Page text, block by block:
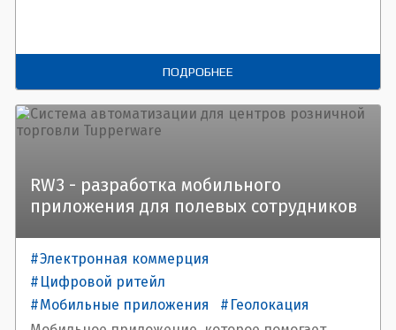
ПОДРОБНЕЕ
RW3 - разработка мобильного
приложения для полевых сотрудников
Электронная коммерция
Цифровой ритейл
Мобильные приложения
Геолокация